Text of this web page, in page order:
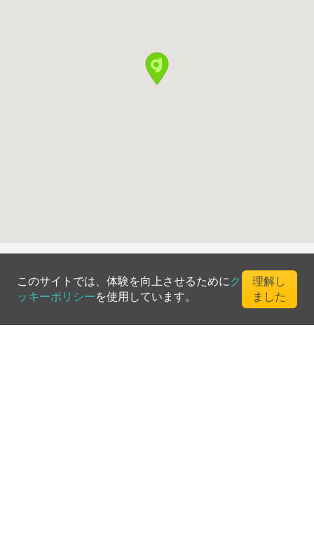
All Rights Reserved
このサイトでは、体験を向上させるためにク
ッキーポリシーを使用しています。
理解し
ました